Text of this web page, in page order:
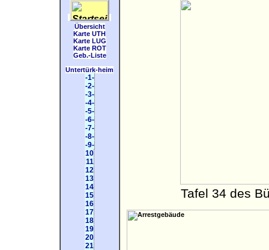
Übersicht
Karte UTH
Karte LUG
Karte ROT
Geb.-Liste
Untertürk-heim
-1-
-2-
-3-
-4-
-5-
-6-
-7-
-8-
-9-
10
11
12
13
14
15
16
17
18
19
20
21
Tafel 34 des